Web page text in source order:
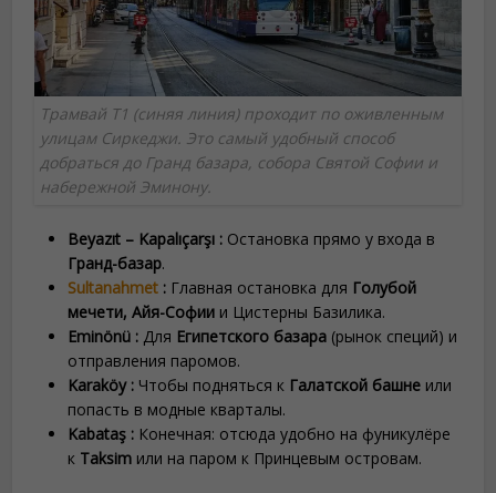
Трамвай T1 (синяя линия) проходит по оживленным
улицам Сиркеджи. Это самый удобный способ
добраться до Гранд базара, собора Святой Софии и
набережной Эминону.
Beyazıt – Kapalıçarşı : Остановка прямо у входа в
Гранд-базар.
Sultanahmet : Главная остановка для Голубой
мечети, Айя-Софии и Цистерны Базилика.
Eminönü : Для Египетского базара (рынок специй) и
отправления паромов.
Karaköy : Чтобы подняться к Галатской башне или
попасть в модные кварталы.
Kabataş : Конечная: отсюда удобно на фуникулёре
к Taksim или на паром к Принцевым островам.